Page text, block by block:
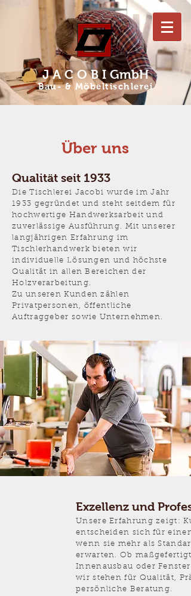
J A C O B I GmbH
Bau- & Möbeltischlerei
Über uns
Qualität seit 1933
Die Tischlerei Jacobi wurde im Jahr
1933 gegründet und steht seitdem für
hochwertige Handwerksarbeit und
zuverlässige Ausführung. Mit unserer
langjährigen Erfahrung im
Tischlerhandwerk bieten wir
individuelle Lösungen und höchste
Qualität in allen Bereichen der
Holzverarbeitung.
Zu unseren Kunden zählen
Privatpersonen, öffentliche
Auftraggeber sowie Unternehmen.
Exzellenz und
Unsere Erfahrung zeigt:
entscheiden sich für
wenn sie mehr als
erwarten. Ob
Innenausbau oder
wir stehen für Qualität,
persönliche Beratung.